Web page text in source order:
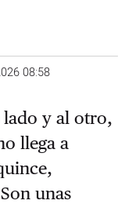
08:58
lado y al otro,
llega a
unas